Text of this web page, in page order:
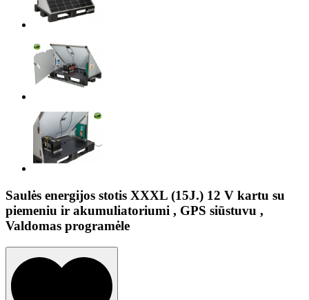
Saulės energijos stotis XXXL (15J.) 12 V kartu su
piemeniu ir akumuliatoriumi , GPS siūstuvu ,
Valdomas programėle